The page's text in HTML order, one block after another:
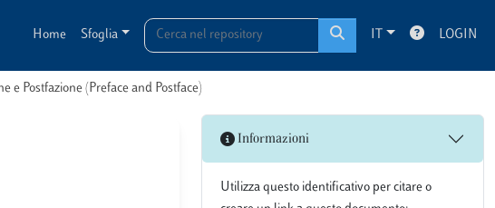
Home Sfoglia IT LOGIN
e Postfazione (Preface and Postface)
Informazioni
Utilizza questo identificativo per citare o